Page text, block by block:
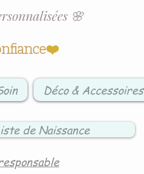
❤️
🌸
Déco & Accessoires
de Naissance